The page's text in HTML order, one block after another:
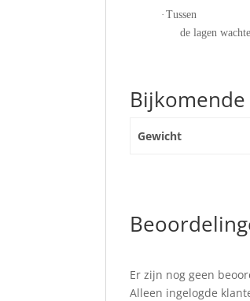
· Tussen
de lagen
Gewicht
Er zijn nog geen
Alleen ingelogde